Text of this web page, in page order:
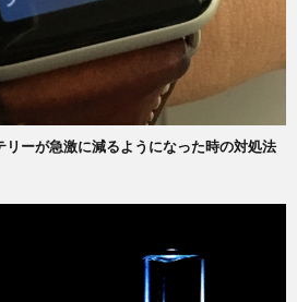
ーが急激に減るようになった時の対処法